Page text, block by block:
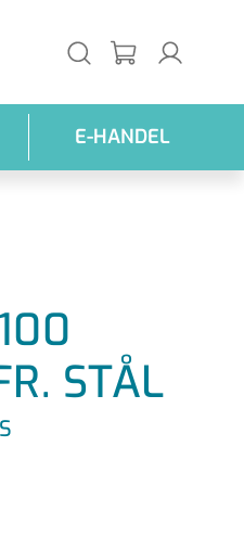
E-HANDEL
STÅL